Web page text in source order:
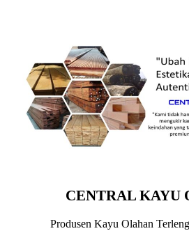
content
CENTRAL KAYU
Produsen Kayu Olahan